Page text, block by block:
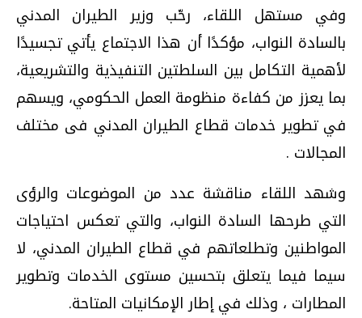
وفي مستهل اللقاء، رحّب وزير الطيران المدني
بالسادة النواب، مؤكدًا أن هذا الاجتماع يأتي تجسيدًا
لأهمية التكامل بين السلطتين التنفيذية والتشريعية،
بما يعزز من كفاءة منظومة العمل الحكومي، ويسهم
في تطوير خدمات قطاع الطيران المدني فى مختلف
المجالات .
وشهد اللقاء مناقشة عدد من الموضوعات والرؤى
التي طرحها السادة النواب، والتي تعكس احتياجات
المواطنين وتطلعاتهم في قطاع الطيران المدني، لا
سيما فيما يتعلق بتحسين مستوى الخدمات وتطوير
المطارات ، وذلك في إطار الإمكانيات المتاحة.